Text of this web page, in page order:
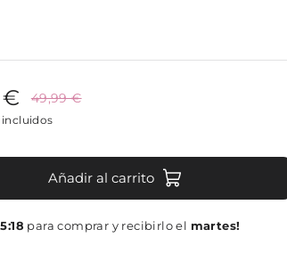
€ 49,99 €
Añadir al carrito
para comprar y recibirlo el martes!